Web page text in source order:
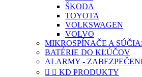
ŠKODA
TOYOTA
VOLKSWAGEN
VOLVO
MIKROSPÍNAČE A
BATÉRIE DO KĽÚČOV
ALARMY -
  KD PRODUKTY